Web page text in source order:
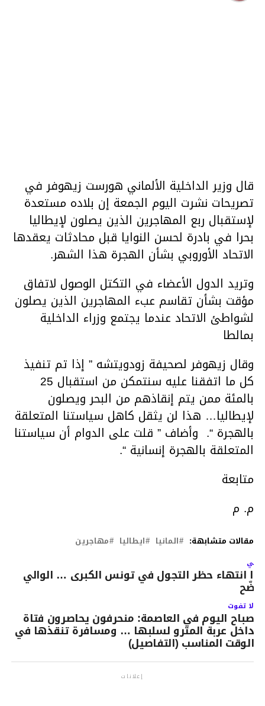
قال وزير الداخلية الألماني هورست زيهوفر في
تصريحات نشرت اليوم الجمعة إن بلاده مستعدة
لإستقبال ربع المهاجرين الذين يصلون لإيطاليا
بحرا في بادرة لحسن النوايا قبل محادثات يعقدها
الاتحاد الأوروبي بشأن الهجرة هذا الشهر.
وتريد الدول الأعضاء في التكتل الوصول لاتفاق
مؤقت بشأن تقاسم عبء المهاجرين الذين يصلون
لشواطئ الاتحاد عندما يجتمع وزراء الداخلية
بمالطا
وقال زيهوفر لصحيفة زودويتشه ” إذا تم تنفيذ
كل ما اتفقنا عليه سنتمكن من استقبال 25
بالمئة ممن يتم إنقاذهم من البحر ويصلون
لإيطاليا… هذا لن يثقل كاهل سياستنا المتعلقة
بالهجرة “. وأضاف ” قلت على الدوام أن سياستنا
المتعلقة بالهجرة إنسانية “.
متابعة
م. م
مقالات متشابهة: المانيا ايطاليا مهاجرين
انتهاء حظر التجول في تونس الكبرى … الوالي
لا تفوت
صباح اليوم في العاصمة: منحرفون يحاصرون فتاة
داخل عربة المترو لسلبها … ومسافرة تنقذها في
الوقت المناسب (التفاصيل)
إعلانات